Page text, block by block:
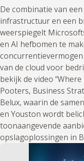
De combinatie van
infrastructuur en een
weerspiegelt
en AI hefbomen te
van de cloud voor
bekijk de video
Pooters, Business
Belux, waarin de
en Youston wordt
toonaangevende
opslagoplossingen in